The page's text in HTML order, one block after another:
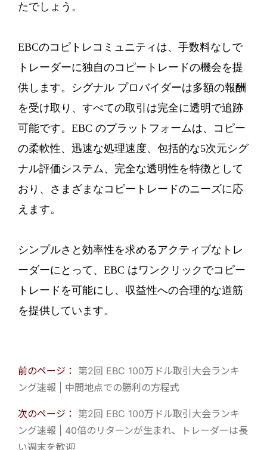
たでしょう。
EBCのコピトレコミュニティは、手数料なしで
トレーダーに独自のコピートレードの機会を提
供します。シグナル プロバイダーは多額の報酬
を受け取り、すべての取引は完全に透明で追跡
可能です。EBC のプラットフォームは、コピー
の柔軟性、迅速な処理速度、包括的な5次元シグ
ナル評価システム、完全な透明性を特徴として
おり、さまざまなコピートレードのニーズに応
えます。
シンプルさと効率性を求めるアクティブなトレ
ーダーにとって、EBC はワンクリックでコピー
トレードを可能にし、収益性への合理的な道筋
を提供しています。
前のページ： 第2回 EBC 100万ドル取引大会ランキ
ング速報 | 中間地点での勝利の方程式
次のページ： 第2回 EBC 100万ドル取引大会ランキ
ング速報 | 40倍のリターンが生まれ、トレーダーは長
い週末を歓迎